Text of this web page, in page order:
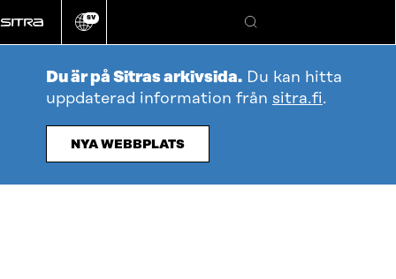
direkt
till
Ändra
språk
SV
Sök
Du är på Sitras arkivsida. Du kan hitta
uppdaterad information från sitra.fi.
NYA WEBBPLATS